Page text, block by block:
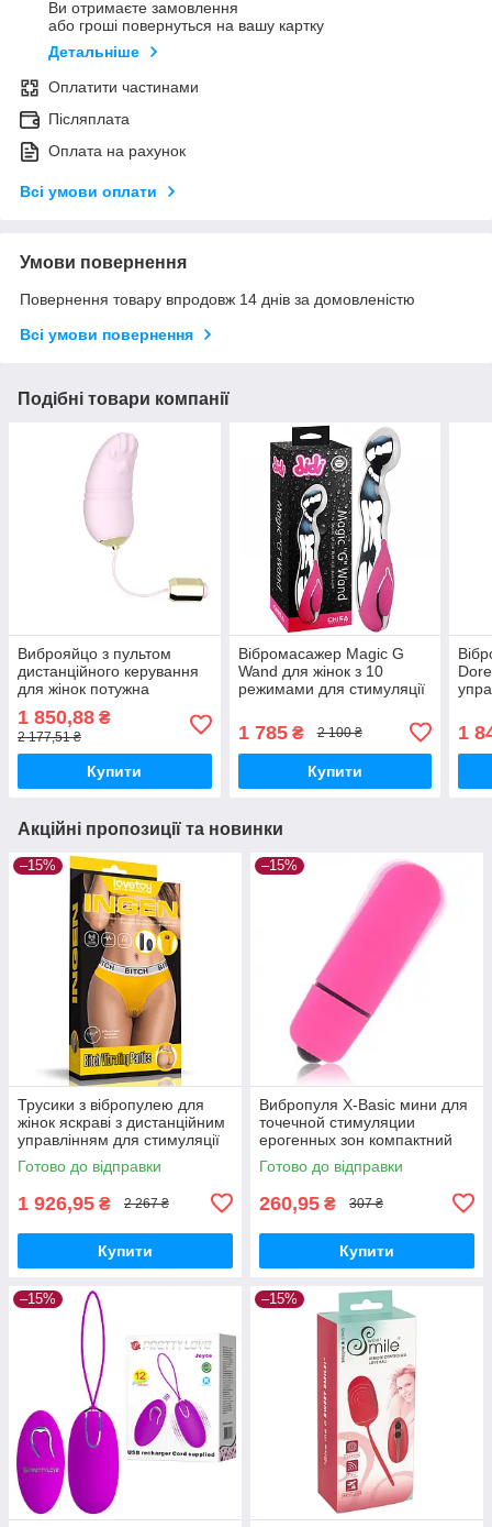
Ви отримаєте замовлення
або гроші повернуться на вашу картку
Детальніше
Оплатити частинами
Післяплата
Оплата на рахунок
Всі умови оплати
Умови повернення
Повернення товару впродовж 14 днів за домовленістю
Всі умови повернення
Подібні товари компанії
Виброяйцо з пультом
дистанційного керування
для жінок потужна
водонепроникне
1 850,88 ₴
2 177,51 ₴
Купити
Вібромасажер Magic G
Wand для жінок з 10
режимами для стимуляції
1 785₴ 2 100 ₴
Купити
1
Акційні пропозиції та новинки
–15%
Трусики з вібропулею для
жінок яскраві з дистанційним
управлінням для стимуляції
ерогенних зон
Готово до відправки
1 926,95 ₴ 2 267 ₴
Купити
–15%
Вибропуля X-Basic мини для
точечной стимуляции
ерогенных зон компактний
масажер рожевий
Готово до відправки
260,95 ₴ 307 ₴
Купити
–15% –15%